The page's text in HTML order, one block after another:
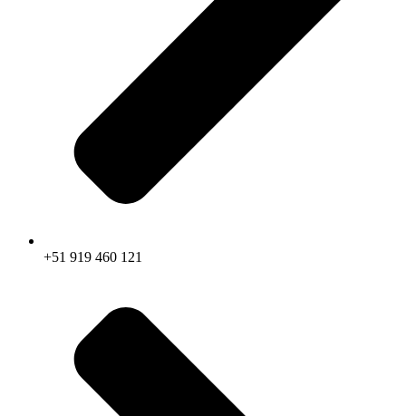
+51 919 460 121